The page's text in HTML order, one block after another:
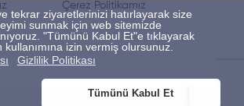
tekrar ziyaretlerinizi hatırlayarak size
sunmak için web sitemizde
"Tümünü Kabul Et"e tıklayarak
izin vermiş olursunuz.
Gizlilik Politikası
Tümünü Kabul Et
Çerez Politikamız